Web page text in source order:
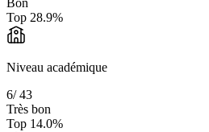
Bon
Top 28.9%
Niveau académique
6/43
Très bon
Top 14.0%